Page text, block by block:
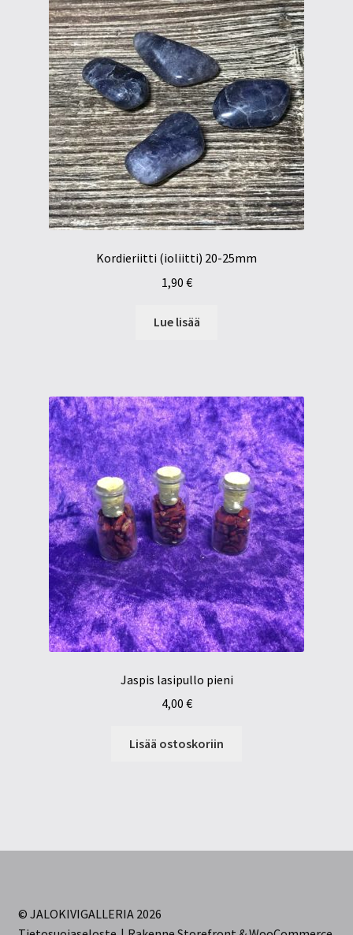
Kordieriitti (ioliitti) 20-25mm
1,90 €
Lue lisää
Jaspis lasipullo pieni
4,00 €
Lisää ostoskoriin
© JALOKIVIGALLERIA 2026